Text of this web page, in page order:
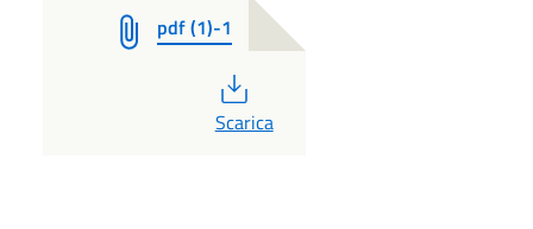
pdf (1)-1
PDF
Scarica